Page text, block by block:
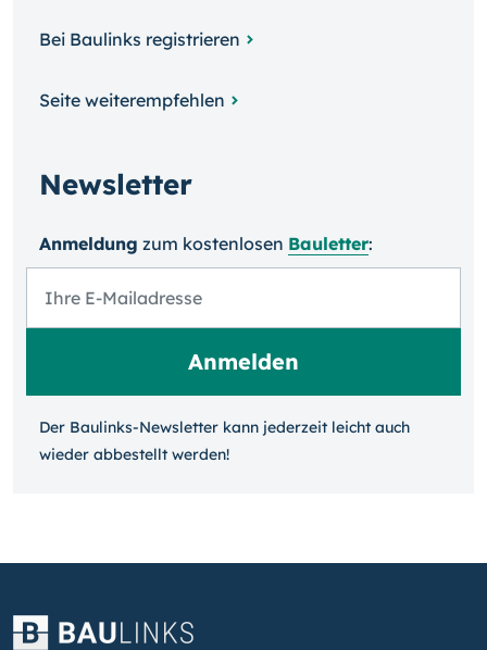
Bei Baulinks registrieren
Seite weiterempfehlen
Newsletter
Anmeldung zum kosten­losen Bauletter:
Der Baulinks-Newsletter kann jeder­zeit leicht auch
wieder ab­bestellt werden!